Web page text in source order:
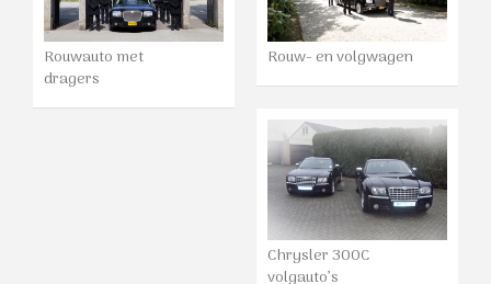
Rouwauto met
dragers
Rouw- en volgwagen
Chrysler 300C
volgauto’s